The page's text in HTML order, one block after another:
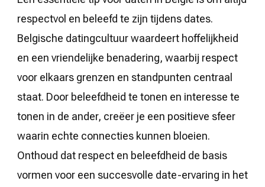
respectvol en beleefd te zijn tijdens dates.
Belgische datingcultuur waardeert hoffelijkheid
en een vriendelijke benadering, waarbij respect
voor elkaars grenzen en standpunten centraal
staat. Door beleefdheid te tonen en interesse te
tonen in de ander, creëer je een positieve sfeer
waarin echte connecties kunnen bloeien.
Onthoud dat respect en beleefdheid de basis
vormen voor een succesvolle date-ervaring in het